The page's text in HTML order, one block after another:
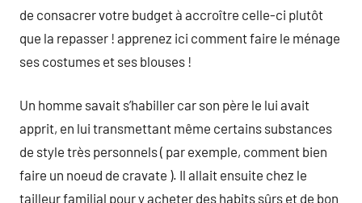
de consacrer votre budget à accroître celle-ci plutôt
que la repasser ! apprenez ici comment faire le ménage
ses costumes et ses blouses !
Un homme savait s’habiller car son père le lui avait
apprit, en lui transmettant même certains substances
de style très personnels ( par exemple, comment bien
faire un noeud de cravate ). Il allait ensuite chez le
tailleur familial pour y acheter des habits sûrs et de bon